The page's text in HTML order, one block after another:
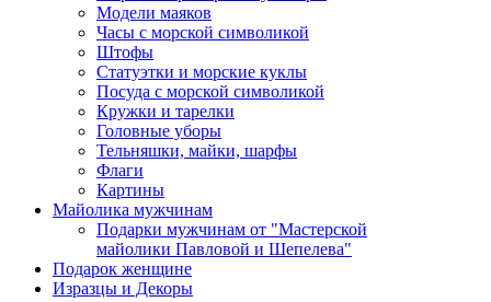
Модели маяков
Часы с морской символикой
Штофы
Статуэтки и морские куклы
Посуда с морской символикой
Кружки и тарелки
Головные уборы
Тельняшки, майки, шарфы
Флаги
Картины
Майолика мужчинам
Подарки мужчинам от "Мастерской
майолики Павловой и Шепелева"
Подарок женщине
Изразцы и Декоры